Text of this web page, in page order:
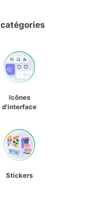
Icônes
d'interface
Stickers